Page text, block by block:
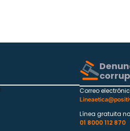
Correo
Línea gratuita
01 8000 112 870